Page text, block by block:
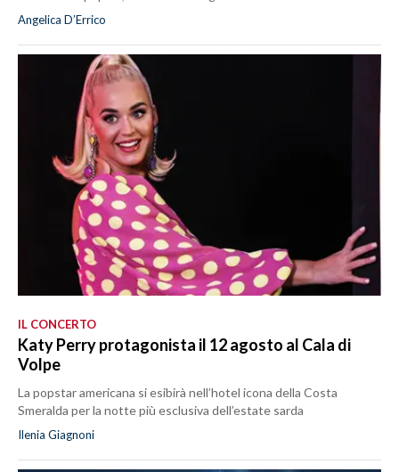
Angelica D’Errico
IL CONCERTO
Katy Perry protagonista il 12 agosto al Cala di
Volpe
La popstar americana si esibirà nell’hotel icona della Costa
Smeralda per la notte più esclusiva dell’estate sarda
Ilenia Giagnoni